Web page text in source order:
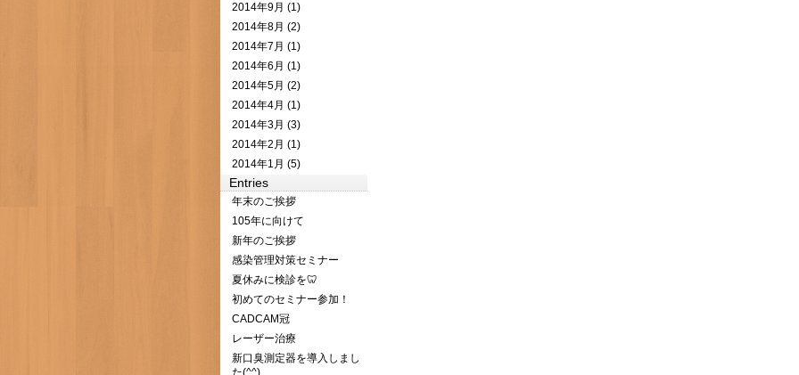
2014年9月 (1)
2014年8月 (2)
2014年7月 (1)
2014年6月 (1)
2014年5月 (2)
2014年4月 (1)
2014年3月 (3)
2014年2月 (1)
2014年1月 (5)
Entries
年末のご挨拶
105年に向けて
新年のご挨拶
感染管理対策セミナー
夏休みに検診を🦷
初めてのセミナー参加！
CADCAM冠
レーザー治療
新口臭測定器を導入しまし
た(^^)